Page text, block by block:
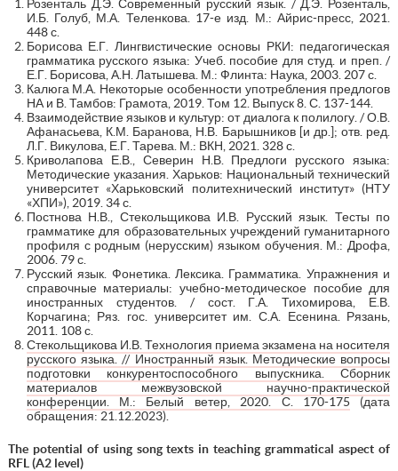
Розенталь Д.Э. Современный русский язык. / Д.Э. Розенталь,
И.Б. Голуб, М.А. Теленкова. 17-е изд. М.: Айрис-пресс, 2021.
448 с.
Борисова Е.Г. Лингвистические основы РКИ: педагогическая
грамматика русского языка: Учеб. пособие для студ. и преп. /
Е.Г. Борисова, А.Н. Латышева. М.: Флинта: Наука, 2003. 207 с.
Калюга М.А. Некоторые особенности употребления предлогов
НА и В. Тамбов: Грамота, 2019. Том 12. Выпуск 8. С. 137-144.
Взаимодействие языков и культур: от диалога к полилогу. / О.В.
Афанасьева, К.М. Баранова, Н.В. Барышников [и др.]; отв. ред.
Л.Г. Викулова, Е.Г. Тарева. М.: ВКН, 2021. 328 с.
Криволапова Е.В., Северин Н.В. Предлоги русского языка:
Методические указания. Харьков: Национальный технический
университет «Харьковский политехнический институт» (НТУ
«ХПИ»), 2019. 34 с.
Постнова Н.В., Стекольщикова И.В. Русский язык. Тесты по
грамматике для образовательных учреждений гуманитарного
профиля с родным (нерусским) языком обучения. М.: Дрофа,
2006. 79 с.
Русский язык. Фонетика. Лексика. Грамматика. Упражнения и
справочные материалы: учебно-методическое пособие для
иностранных студентов. / сост. Г.А. Тихомирова, Е.В.
Корчагина; Ряз. гос. университет им. С.А. Есенина. Рязань,
2011. 108 с.
Стекольщикова И.В. Технология приема экзамена на носителя
русского языка. // Иностранный язык. Методические вопросы
подготовки конкурентоспособного выпускника. Сборник
материалов межвузовской научно-практической
конференции. М.: Белый ветер, 2020. С. 170-175 (дата
обращения: 21.12.2023).
The potential of using song texts in teaching grammatical aspect of
RFL (A2 level)